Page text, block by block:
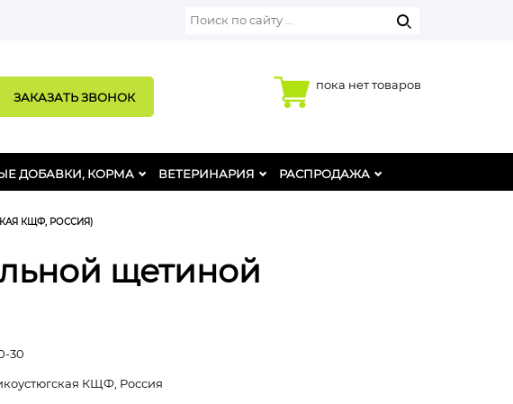
ЗАКАЗАТЬ ЗВОНОК
пока нет товаров
ДОБАВКИ, КОРМА ВЕТЕРИНАРИЯ РАСПРОДАЖА
КЩФ, РОССИЯ)
щетиной
30
КЩФ, Россия